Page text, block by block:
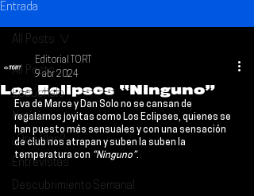
Entrada
All Posts
Escúchalo
Noticias
¿Qué Plan?
Entrevistas
Descubrimiento Semanal
All Posts
Los Eclipses “Ninguno”
Editorial TORT
9 abr 2024
Eva de Marce y Dan Solo no se cansan de
regalarnos joyitas como Los Eclipses, quienes se
han puesto más sensuales y con una sensación
de club nos atrapan y suben la suben la
temperatura con “Ninguno”.